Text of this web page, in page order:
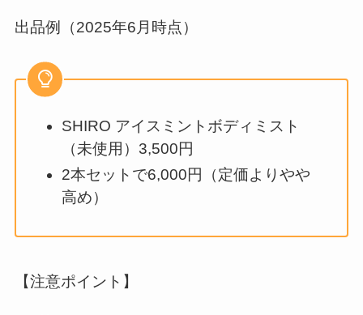
出品例（2025年6月時点）
SHIRO アイスミントボディミスト
（未使用）3,500円
2本セットで6,000円（定価よりやや
高め）
【注意ポイント】